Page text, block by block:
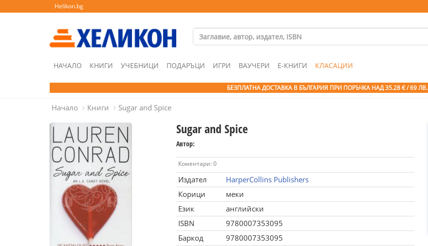
Helikon.bg
НАЧАЛО КНИГИ УЧЕБНИЦИ ПОДАРЪЦИ ИГРИ ВАУЧЕРИ Е-КНИГИ КЛАСАЦИИ
БЕЗПЛАТНА ДОСТАВКА В БЪЛГАРИЯ ПРИ ПОРЪЧКА НАД 35.28 € / 69 ЛВ.
Начало Книги Sugar and Spice
Sugar and Spice
Автор:
Коментари: 0
Издател
HarperCollins Publishers
Корици
меки
Език
английски
ISBN
9780007353095
Баркод
9780007353095